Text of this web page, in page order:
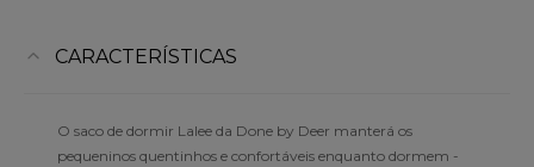
CARACTERÍSTICAS
O saco de dormir Lalee da Done by Deer manterá os
pequeninos quentinhos e confortáveis enquanto dormem -